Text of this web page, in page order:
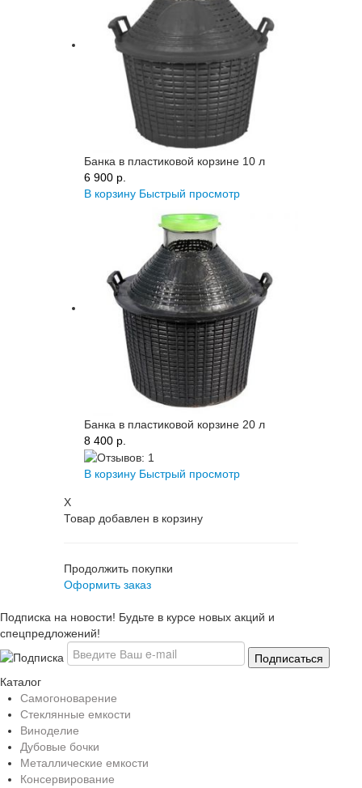
Банка в пластиковой корзине 10 л
6 900 p.
В корзину Быстрый просмотр
Банка в пластиковой корзине 20 л
8 400 p.
В корзину Быстрый просмотр
X
Товар добавлен в корзину
Продолжить покупки
Оформить заказ
Подписка на новости! Будьте в курсе новых акций и
спецпредложений!
Каталог
Самогоноварение
Стеклянные емкости
Виноделие
Дубовые бочки
Металлические емкости
Консервирование